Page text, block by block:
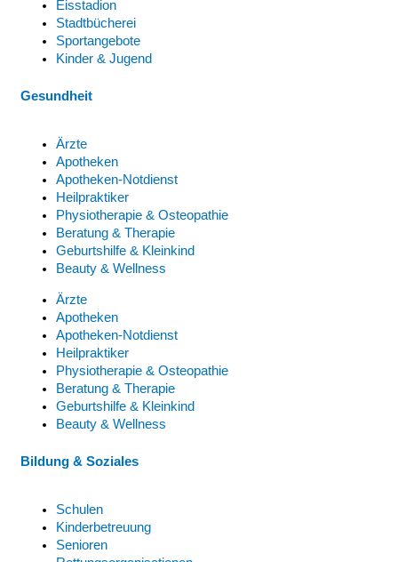
Eisstadion
Stadtbücherei
Sportangebote
Kinder & Jugend
Gesundheit
Ärzte
Apotheken
Apotheken-Notdienst
Heilpraktiker
Physiotherapie & Osteopathie
Beratung & Therapie
Geburtshilfe & Kleinkind
Beauty & Wellness
Ärzte
Apotheken
Apotheken-Notdienst
Heilpraktiker
Physiotherapie & Osteopathie
Beratung & Therapie
Geburtshilfe & Kleinkind
Beauty & Wellness
Bildung & Soziales
Schulen
Kinderbetreuung
Senioren